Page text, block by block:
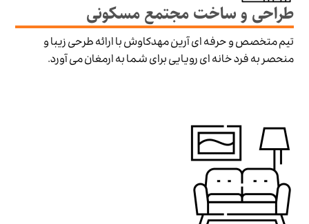
طراحی و ساخت مجتمع مسکونی
تیم متخصص و حرفه ای آرین مهدکاوش با ارائه طرحی زیبا و
منحصر به فرد خانه ای رویایی برای شما به ارمغان می آورد.